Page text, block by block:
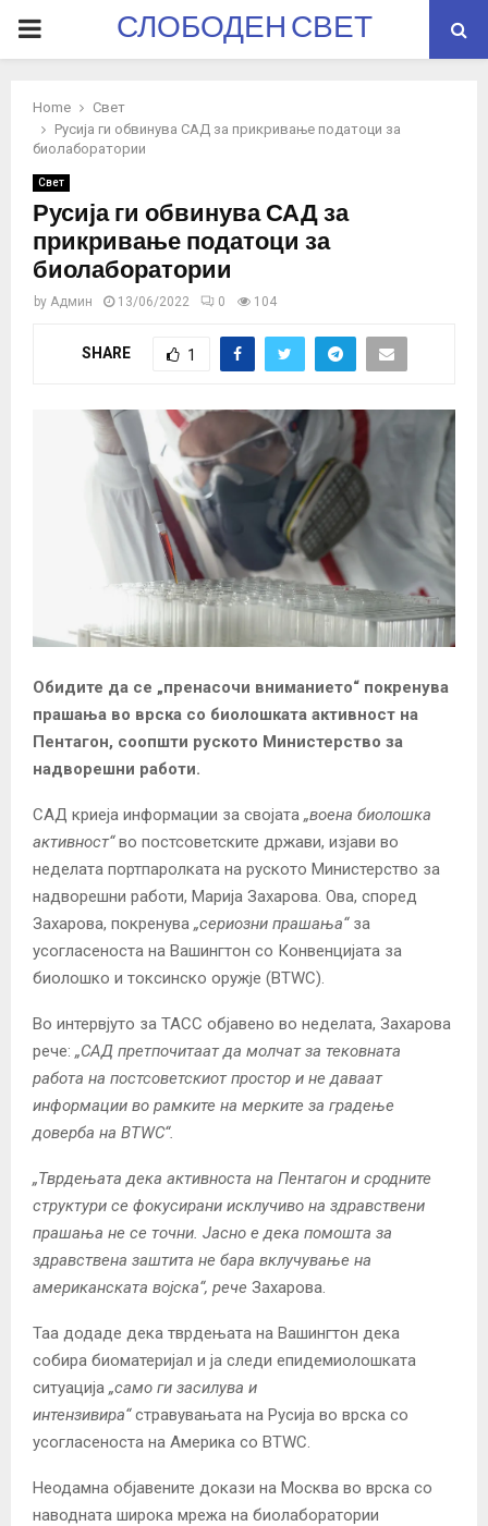
PRIMARYСЛОБОДЕН СВЕТ
Home
Свет
Русија ги обвинува САД за прикривање податоци за
биолаборатории
Свет
Русија ги обвинува САД за
прикривање податоци за
биолаборатории
by Админ 13/06/2022 0 104
SHARE 1
Обидите да се „пренасочи вниманието“ покренува
прашања во врска со биолошката активност на
Пентагон, соопшти руското Министерство за
надворешни работи.
САД криеја информации за својата „воена биолошка
активност“во постсоветските држави, изјави во
неделата портпаролката на руското Министерство за
надворешни работи, Марија Захарова. Ова, според
Захарова, покренува „сериозни прашања“за
усогласеноста на Вашингтон со Конвенцијата за
биолошко и токсинско оружје (BTWC).
Во интервјуто за ТАСС објавено во неделата, Захарова
рече: „САД претпочитаат да молчат за тековната
работа на постсоветскиот простор и не даваат
информации во рамките на мерките за градење
доверба на BTWC“.
„Тврдењата дека активноста на Пентагон и сродните
структури се фокусирани исклучиво на здравствени
прашања не се точни. Јасно е дека помошта за
здравствена заштита не бара вклучување на
американската војска“, рече Захарова.
Таа додаде дека тврдењата на Вашингтон дека
собира биоматеријал и ја следи епидемиолошката
ситуација „само ги засилува и
интензивира“стравувањата на Русија во врска со
усогласеноста на Америка со BTWC.
Неодамна објавените докази на Москва во врска со
наводната широка мрежа на биолаборатории